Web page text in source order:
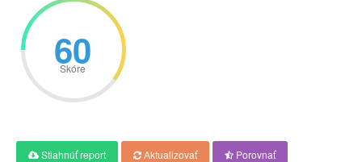
60
Skóre
Stiahnúť report Aktualizovať
Porovnať